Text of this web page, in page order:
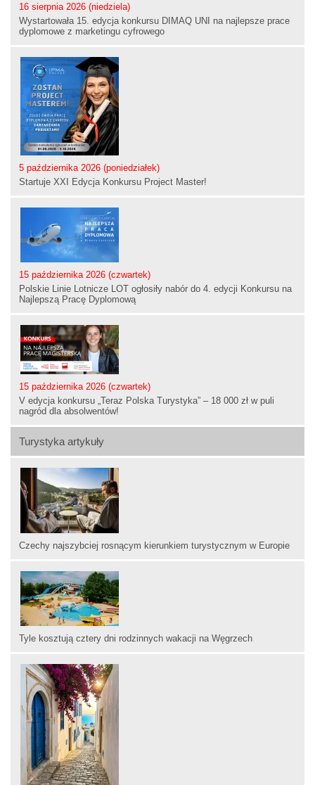
16 sierpnia 2026 (niedziela)
Wystartowała 15. edycja konkursu DIMAQ UNI na najlepsze prace
dyplomowe z marketingu cyfrowego
5 października 2026 (poniedziałek)
Startuje XXI Edycja Konkursu Project Master!
15 października 2026 (czwartek)
Polskie Linie Lotnicze LOT ogłosiły nabór do 4. edycji Konkursu na
Najlepszą Pracę Dyplomową
15 października 2026 (czwartek)
V edycja konkursu „Teraz Polska Turystyka” – 18 000 zł w puli
nagród dla absolwentów!
Turystyka artykuły
Czechy najszybciej rosnącym kierunkiem turystycznym w Europie
Tyle kosztują cztery dni rodzinnych wakacji na Węgrzech